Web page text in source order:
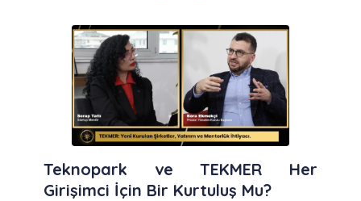
Teknopark ve TEKMER Her
Girişimci İçin Bir Kurtuluş Mu?